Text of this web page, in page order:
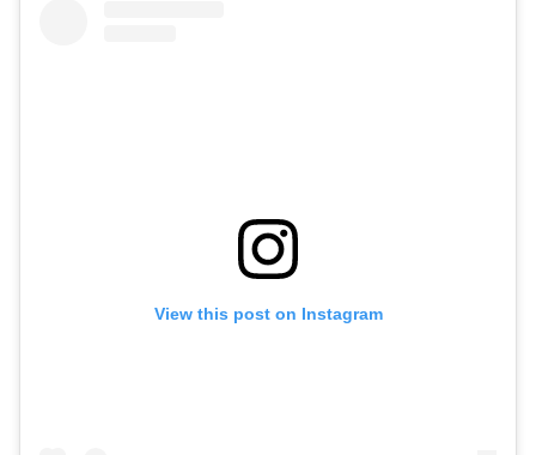
View this post on Instagram